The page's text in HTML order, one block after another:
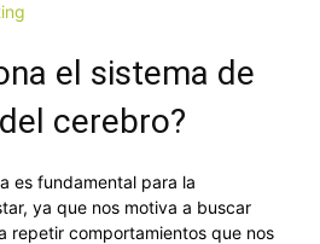
el sistema de
cerebro?
es fundamental para la
ya que nos motiva a buscar
repetir comportamientos que nos